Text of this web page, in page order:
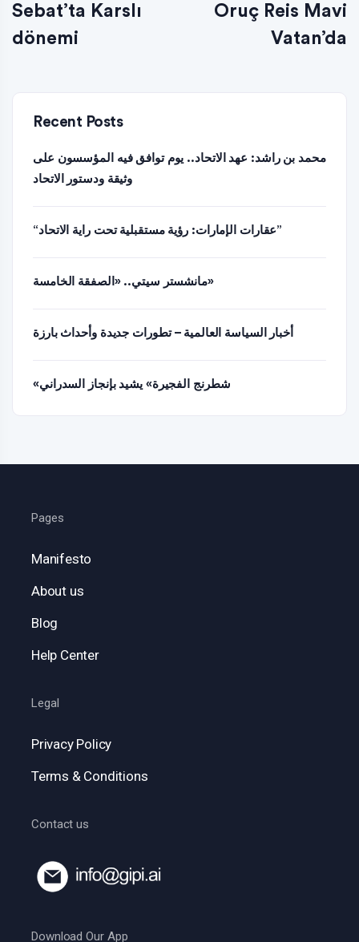
Sebat’ta Karslı
dönemi
Oruç Reis Mavi
Vatan’da
Recent Posts
محمد بن راشد: عهد الاتحاد.. يوم توافق فيه المؤسسون على
وثيقة ودستور الاتحاد
“عقارات الإمارات: رؤية مستقبلية تحت راية الاتحاد”
مانشستر سيتي.. «الصفقة الخامسة»
أخبار السياسة العالمية – تطورات جديدة وأحداث بارزة
«شطرنج الفجيرة» يشيد بإنجاز السدراني
Pages
Manifesto
About us
Blog
Help Center
Legal
Privacy Policy
Terms & Conditions
Contact us
Download Our App